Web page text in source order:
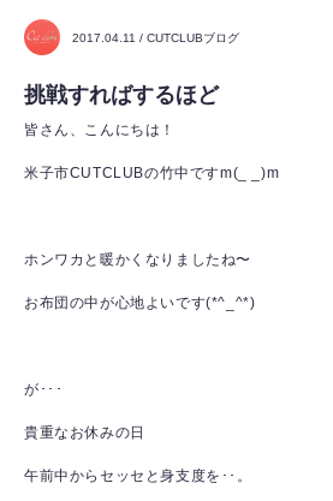
2017.04.11 / CUTCLUBブログ
挑戦すればするほど
皆さん、こんにちは！
米子市CUTCLUBの竹中ですm(_ _)m
ホンワカと暖かくなりましたね〜
お布団の中が心地よいです(*^_^*)
が･･･
貴重なお休みの日
午前中からセッセと身支度を･･。